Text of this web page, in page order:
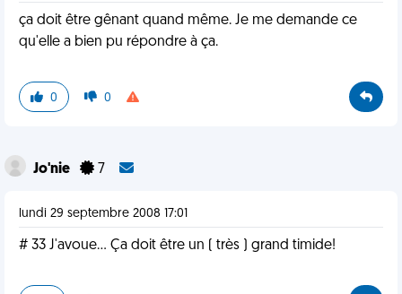
ça doit être gênant quand même. Je me demande ce
qu'elle a bien pu répondre à ça.
0 0
Jo'nie 7
lundi 29 septembre 2008 17:01
# 33 J'avoue... Ça doit être un ( très ) grand timide!